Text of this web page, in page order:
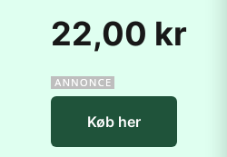
22,00 kr
Køb her